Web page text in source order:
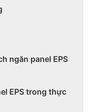
ngăn panel EPS
EPS trong thực